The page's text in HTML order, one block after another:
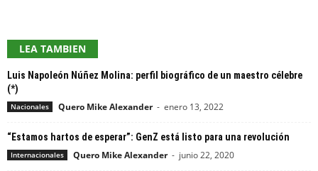
LEA TAMBIEN
Luis Napoleón Núñez Molina: perfil biográfico de un maestro célebre
(*)
Nacionales Quero Mike Alexander - enero 13, 2022
“Estamos hartos de esperar”: GenZ está listo para una revolución
Internacionales Quero Mike Alexander - junio 22, 2020